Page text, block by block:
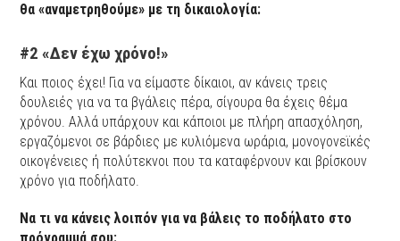
θα «αναμετρηθούμε» με τη δικαιολογία:
#2 «Δεν έχω χρόνο!»
Και ποιος έχει! Για να είμαστε δίκαιοι, αν κάνεις τρεις
δουλειές για να τα βγάλεις πέρα, σίγουρα θα έχεις θέμα
χρόνου. Αλλά υπάρχουν και κάποιοι με πλήρη απασχόληση,
εργαζόμενοι σε βάρδιες με κυλιόμενα ωράρια, μονογονεϊκές
οικογένειες ή πολύτεκνοι που τα καταφέρνουν και βρίσκουν
χρόνο για ποδήλατο.
Να τι να κάνεις λοιπόν για να βάλεις το ποδήλατο στο